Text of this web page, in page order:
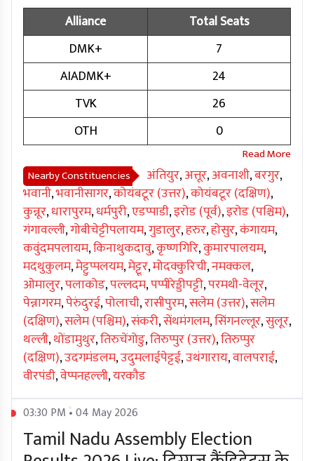
Alliance
Total Seats
DMK+
7
AIADMK+
24
TVK
26
OTH
0
Nearby Constituencies अंतियुर,अत्तूर,अवनाशी,बरगुर,
भवानी,भवानीसागर,कोयंबटूर (उत्तर),कोयंबटूर (दक्षिण),
कुन्नूर,धारापुरम,धर्मपुरी,एडप्पाडी,इरोड (पूर्व),इरोड (पश्चिम),
गंगावल्ली,गोबीचेट्टीपलायम,गुडालुर,हरुर,होसुर,कंगायम,
कवुंदमपलायम,किनाथुकदावु,कृष्णगिरि,कुमारपालयम,
मदथुकुलम,मेट्टुप्पलयम,मेट्टूर,मोदक्कुरिची,नमक्कल,
ओमालुर,पलाकोड,पल्लदम,पप्पीरेड्डीपट्टी,परमथी-वेलूर,
पेन्नागरम,पेरुंदुरई,पोलाची,रासीपुरम,सलेम (उत्तर),सलेम
(दक्षिण),सलेम (पश्चिम),संकरी,सेंथमंगलम,सिंगनल्लूर,सुलूर,
थल्ली,थोंडामुथुर,तिरुचेंगोडु,तिरुप्पुर (उत्तर),तिरुप्पुर
(दक्षिण),उदगमंडलम,उदुमलाईपेट्टई,उथंगाराय,वालपराई,
वीरपंडी,वेप्पनहल्ली,यरकौड
03:30 PM • 04 May 2026
Tamil Nadu Assembly Election